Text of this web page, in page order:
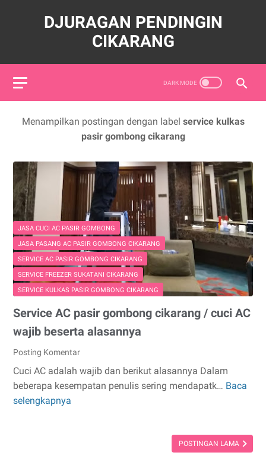
DJURAGAN PENDINGIN
CIKARANG
Menampilkan postingan dengan label service kulkas
pasir gombong cikarang
JASA CUCI AC PASIR GOMBONG
JASA PASANG AC PASIR GOMBONG CIKARANG
SERVICE AC PASIR GOMBONG CIKARANG
SERVICE FREEZER SUKATANI CIKARANG
SERVICE KULKAS PASIR GOMBONG CIKARANG
Service AC pasir gombong cikarang / cuci AC
wajib beserta alasannya
Posting Komentar
Cuci AC adalah wajib dan berikut alasannya Dalam
beberapa kesempatan penulis sering mendapatk… Baca
selengkapnya
Service
POSTINGAN LAMA